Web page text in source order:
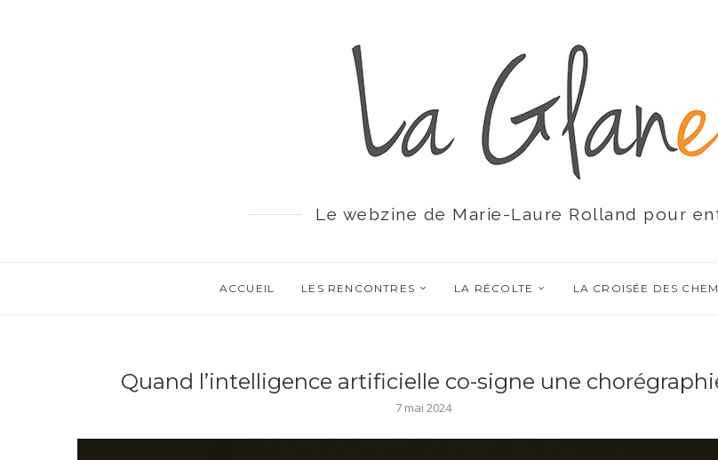
Le webzine de Marie-Laure Rolland pour
ACCUEIL LES RENCONTRES LA RÉCOLTE LA CROISÉE DES
Quand l’intelligence artificielle co-signe une
7 mai 2024